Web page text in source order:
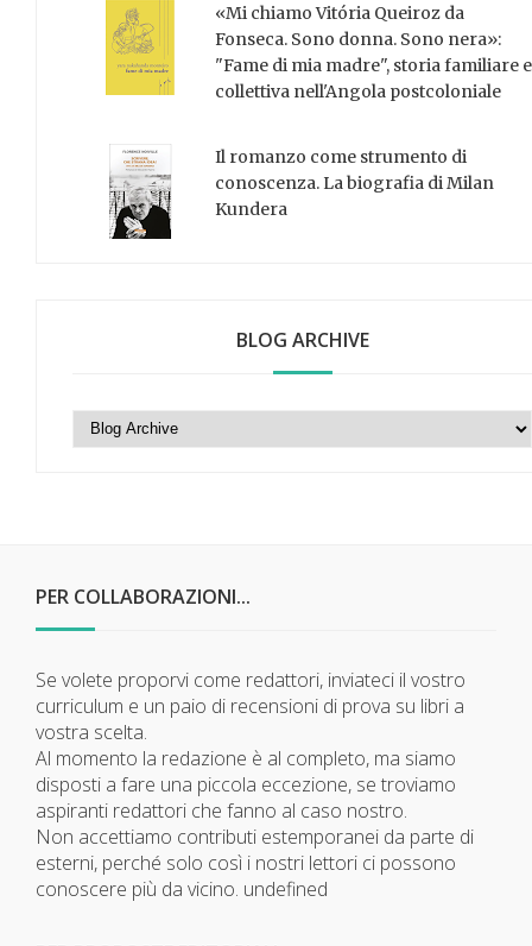
«Mi chiamo Vitória Queiroz da
Fonseca. Sono donna. Sono nera»:
"Fame di mia madre", storia familiare e
collettiva nell'Angola postcoloniale
Il romanzo come strumento di
conoscenza. La biografia di Milan
Kundera
BLOG ARCHIVE
PER COLLABORAZIONI...
Se volete proporvi come redattori, inviateci il vostro
curriculum e un paio di recensioni di prova su libri a
vostra scelta.
Al momento la redazione è al completo, ma siamo
disposti a fare una piccola eccezione, se troviamo
aspiranti redattori che fanno al caso nostro.
Non accettiamo contributi estemporanei da parte di
esterni, perché solo così i nostri lettori ci possono
conoscere più da vicino. undefined